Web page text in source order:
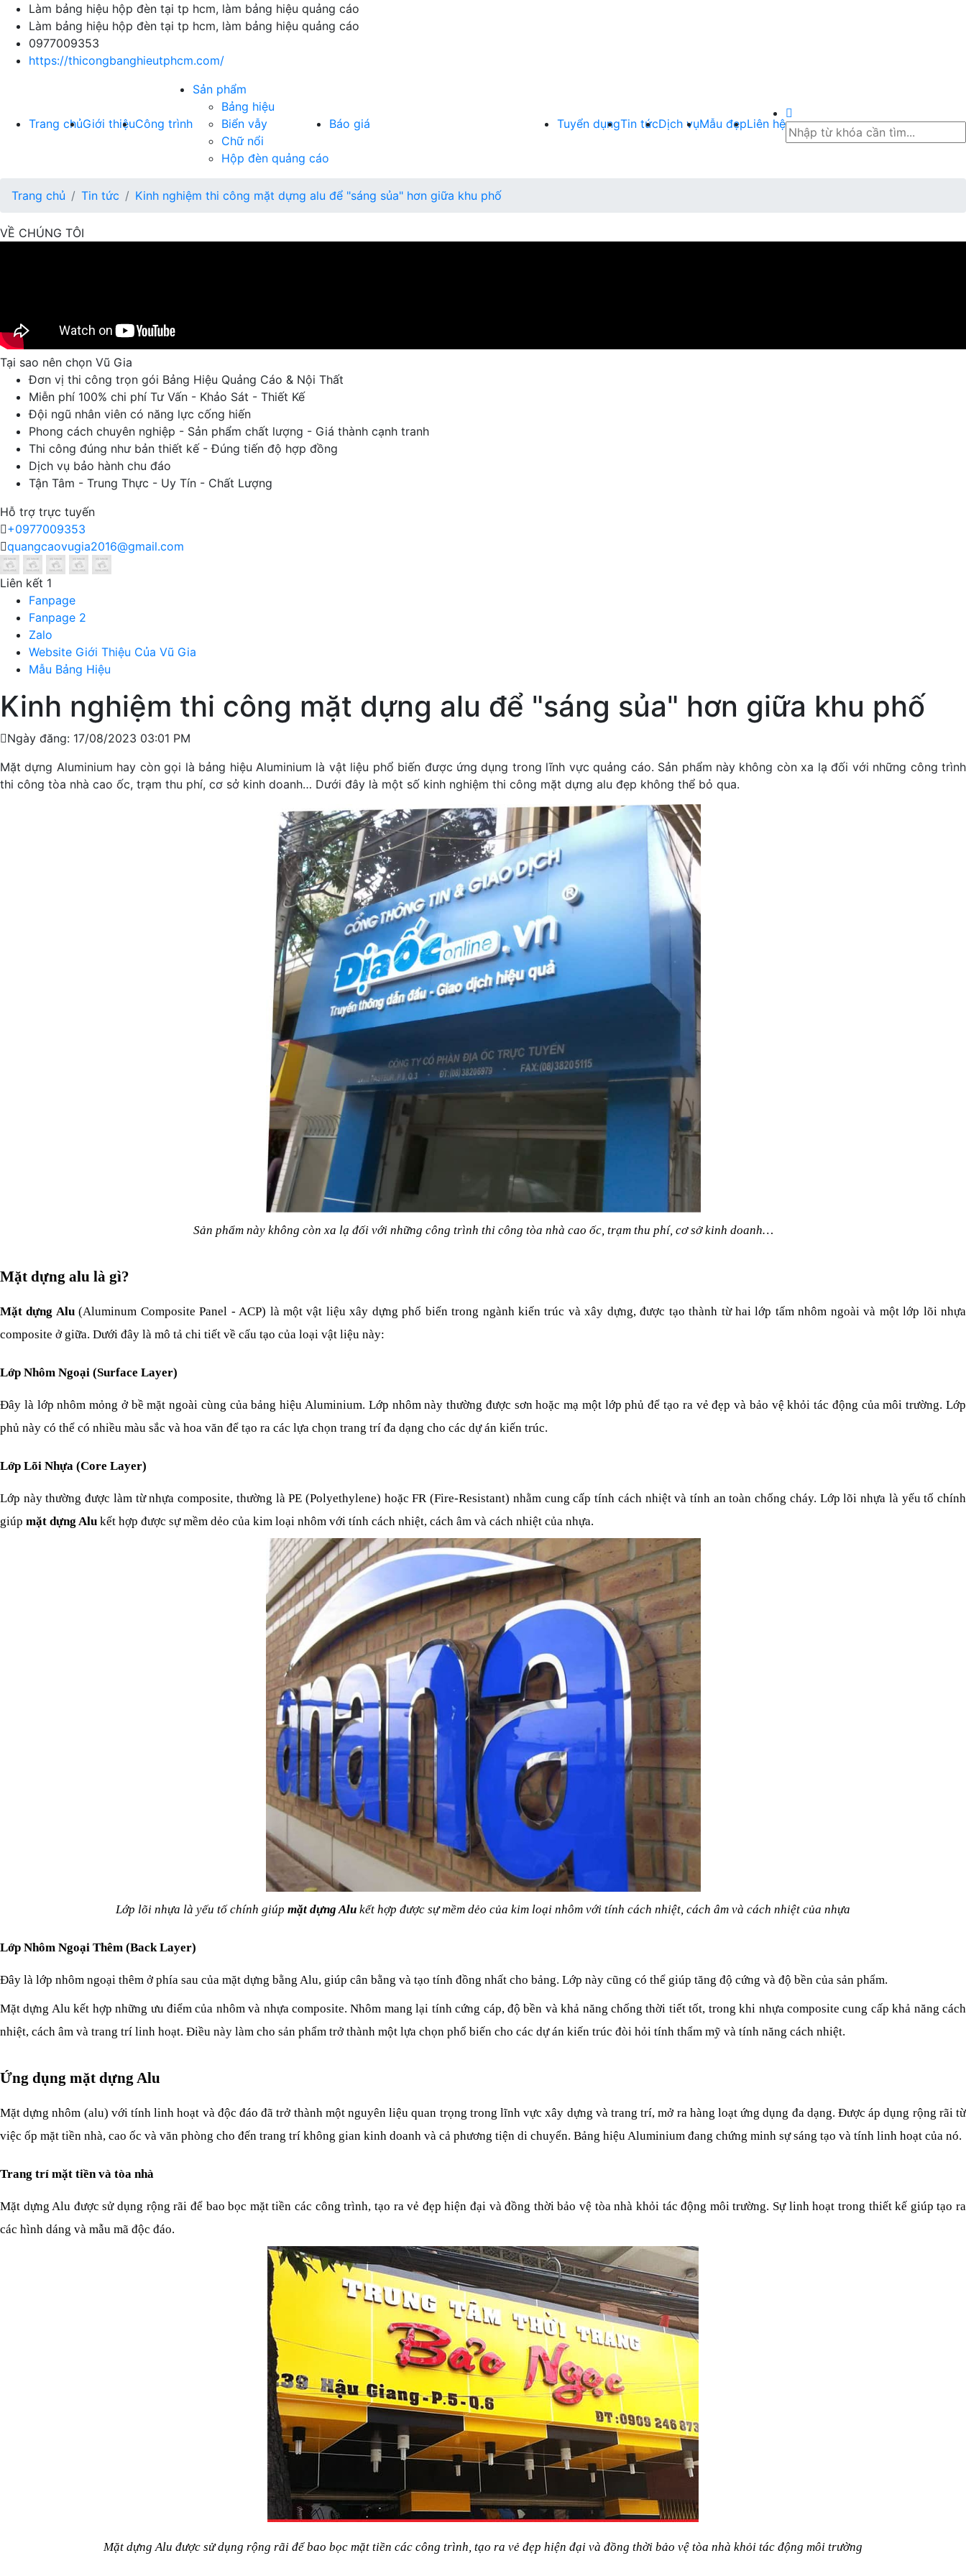
Làm bảng hiệu hộp đèn tại tp hcm, làm bảng hiệu quảng cáo
Làm bảng hiệu hộp đèn tại tp hcm, làm bảng hiệu quảng cáo
0977009353
https://thicongbanghieutphcm.com/
Trang chủGiới thiệuCông trình
Sản phẩm
Bảng hiệu
Biển vẫy
Chữ nổi
Hộp đèn quảng cáo
Báo giá Tuyển dụngTin tứcDịch vụMẫu đẹpLiên hệ
Trang chủ Tin tức Kinh nghiệm thi công mặt dựng alu để "sáng sủa" hơn giữa khu phố
VỀ CHÚNG TÔI
Tại sao nên chọn Vũ Gia
Đơn vị thi công trọn gói Bảng Hiệu Quảng Cáo & Nội Thất
Miễn phí 100% chi phí Tư Vấn - Khảo Sát - Thiết Kế
Đội ngũ nhân viên có năng lực cống hiến
Phong cách chuyên nghiệp - Sản phẩm chất lượng - Giá thành cạnh tranh
Thi công đúng như bản thiết kế - Đúng tiến độ hợp đồng
Dịch vụ bảo hành chu đáo
Tận Tâm - Trung Thực - Uy Tín - Chất Lượng
Hỗ trợ trực tuyến
+0977009353
quangcaovugia2016@gmail.com
Liên kết 1
Fanpage
Fanpage 2
Zalo
Website Giới Thiệu Của Vũ Gia
Mẫu Bảng Hiệu
Kinh nghiệm thi công mặt dựng alu để "sáng sủa" hơn giữa khu phố
Ngày đăng: 17/08/2023 03:01 PM
Mặt dựng Aluminium hay còn gọi là bảng hiệu Aluminium là vật liệu phổ biến được ứng dụng trong lĩnh vực quảng cáo. Sản phẩm này không còn xa lạ đối với những công trình
thi công tòa nhà cao ốc, trạm thu phí, cơ sở kinh doanh… Dưới đây là một số kinh nghiệm thi công mặt dựng alu đẹp không thể bỏ qua.
Sản phẩm này không còn xa lạ đối với những công trình thi công tòa nhà cao ốc, trạm thu phí, cơ sở kinh doanh…
Mặt dựng alu là gì?
Mặt dựng Alu (Aluminum Composite Panel - ACP) là một vật liệu xây dựng phổ biến trong ngành kiến trúc và xây dựng, được tạo thành từ hai lớp tấm nhôm ngoài và một lớp lõi nhựa
composite ở giữa. Dưới đây là mô tả chi tiết về cấu tạo của loại vật liệu này:
Lớp Nhôm Ngoại (Surface Layer)
Đây là lớp nhôm mỏng ở bề mặt ngoài cùng của bảng hiệu Aluminium. Lớp nhôm này thường được sơn hoặc mạ một lớp phủ để tạo ra vẻ đẹp và bảo vệ khỏi tác động của môi trường. Lớp
phủ này có thể có nhiều màu sắc và hoa văn để tạo ra các lựa chọn trang trí đa dạng cho các dự án kiến trúc.
Lớp Lõi Nhựa (Core Layer)
Lớp này thường được làm từ nhựa composite, thường là PE (Polyethylene) hoặc FR (Fire-Resistant) nhằm cung cấp tính cách nhiệt và tính an toàn chống cháy. Lớp lõi nhựa là yếu tố chính
giúp mặt dựng Alu kết hợp được sự mềm dẻo của kim loại nhôm với tính cách nhiệt, cách âm và cách nhiệt của nhựa.
Lớp lõi nhựa là yếu tố chính giúp mặt dựng Alu kết hợp được sự mềm dẻo của kim loại nhôm với tính cách nhiệt, cách âm và cách nhiệt của nhựa
Lớp Nhôm Ngoại Thêm (Back Layer)
Đây là lớp nhôm ngoại thêm ở phía sau của mặt dựng bằng Alu, giúp cân bằng và tạo tính đồng nhất cho bảng. Lớp này cũng có thể giúp tăng độ cứng và độ bền của sản phẩm.
Mặt dựng Alu kết hợp những ưu điểm của nhôm và nhựa composite. Nhôm mang lại tính cứng cáp, độ bền và khả năng chống thời tiết tốt, trong khi nhựa composite cung cấp khả năng cách
nhiệt, cách âm và trang trí linh hoạt. Điều này làm cho sản phẩm trở thành một lựa chọn phổ biến cho các dự án kiến trúc đòi hỏi tính thẩm mỹ và tính năng cách nhiệt.
Ứng dụng mặt dựng Alu
Mặt dựng nhôm (alu) với tính linh hoạt và độc đáo đã trở thành một nguyên liệu quan trọng trong lĩnh vực xây dựng và trang trí, mở ra hàng loạt ứng dụng đa dạng. Được áp dụng rộng rãi từ
việc ốp mặt tiền nhà, cao ốc và văn phòng cho đến trang trí không gian kinh doanh và cả phương tiện di chuyển. Bảng hiệu Aluminium đang chứng minh sự sáng tạo và tính linh hoạt của nó.
Trang trí mặt tiền và tòa nhà
Mặt dựng Alu được sử dụng rộng rãi để bao bọc mặt tiền các công trình, tạo ra vẻ đẹp hiện đại và đồng thời bảo vệ tòa nhà khỏi tác động môi trường. Sự linh hoạt trong thiết kế giúp tạo ra
các hình dáng và mẫu mã độc đáo.
Mặt dựng Alu được sử dụng rộng rãi để bao bọc mặt tiền các công trình, tạo ra vẻ đẹp hiện đại và đồng thời bảo vệ tòa nhà khỏi tác động môi trường